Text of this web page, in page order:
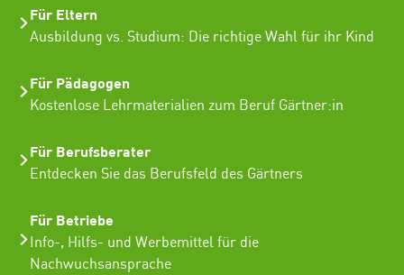
Für Eltern
Ausbildung vs. Studium: Die richtige Wahl für ihr Kind
Für Pädagogen
Kostenlose Lehrmaterialien zum Beruf Gärtner:in
Für Berufsberater
Entdecken Sie das Berufsfeld des Gärtners
Für Betriebe
Info-, Hilfs- und Werbemittel für die
Nachwuchsansprache